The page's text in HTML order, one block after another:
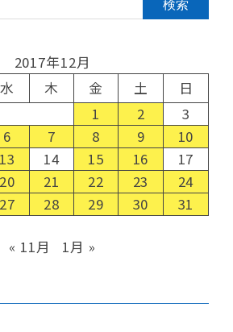
2017年12月
水 木 金 土
日
1
2
3
6 7 8 9
10
13 14 15 16
17
20 21 22 23
24
27 28 29 30 31
« 11月 1月 »